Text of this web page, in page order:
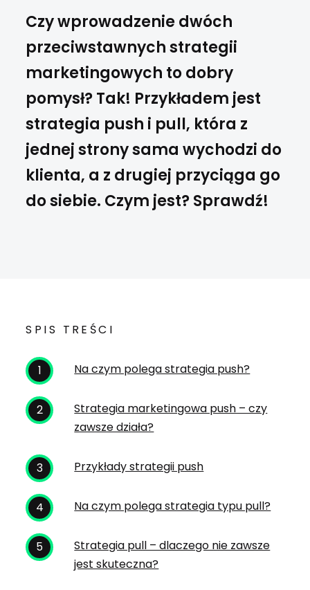
Czy wprowadzenie dwóch
przeciwstawnych strategii
marketingowych to dobry
pomysł? Tak! Przykładem jest
strategia push i pull, która z
jednej strony sama wychodzi do
klienta, a z drugiej przyciąga go
do siebie. Czym jest? Sprawdź!
SPIS TREŚCI
Na czym polega strategia push?
Strategia marketingowa push – czy
zawsze działa?
Przykłady strategii push
Na czym polega strategia typu pull?
Strategia pull – dlaczego nie zawsze
jest skuteczna?